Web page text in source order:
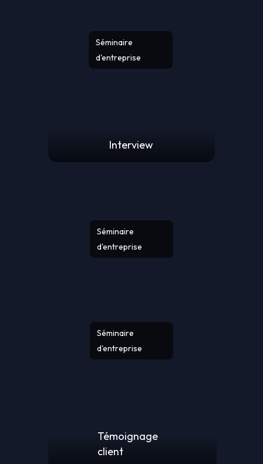
Témoignage
client
Interview
Séminaire
d'entreprise
Séminaire
d'entreprise
Séminaire
d'entreprise